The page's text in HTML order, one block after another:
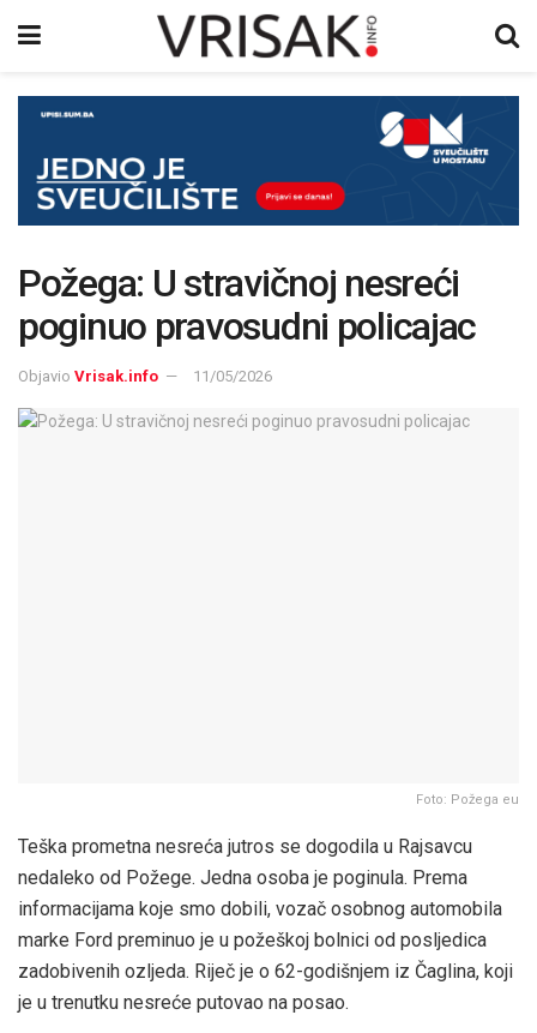
Požega: U stravičnoj nesreći
poginuo pravosudni policajac
Objavio Vrisak.info 11/05/2026
Foto: Požega eu
Teška prometna nesreća jutros se dogodila u Rajsavcu
nedaleko od Požege. Jedna osoba je poginula. Prema
informacijama koje smo dobili, vozač osobnog automobila
marke Ford preminuo je u požeškoj bolnici od posljedica
zadobivenih ozljeda. Riječ je o 62-godišnjem iz Čaglina, koji
je u trenutku nesreće putovao na posao.